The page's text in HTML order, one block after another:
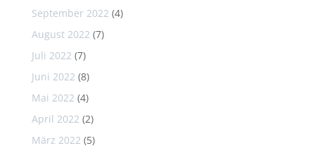
September 2022 (4)
August 2022 (7)
Juli 2022 (7)
Juni 2022 (8)
Mai 2022 (4)
April 2022 (2)
März 2022 (5)